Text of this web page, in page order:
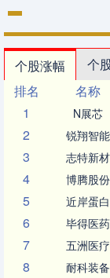
个股涨幅 个
排名
名称
1
N展芯
2 锐翔智能
3 志特新材
4 博腾股份
5 近岸蛋白
6 毕得医药
7 五洲医疗
8 耐科装备